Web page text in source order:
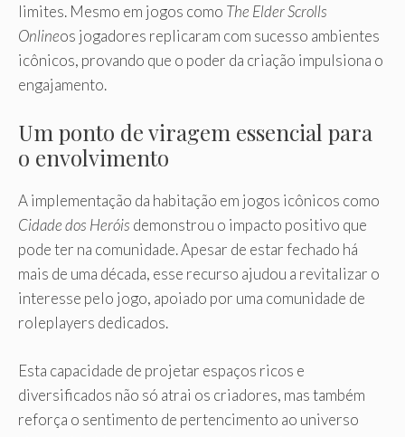
limites. Mesmo em jogos como The Elder Scrolls
Onlineos jogadores replicaram com sucesso ambientes
icônicos, provando que o poder da criação impulsiona o
engajamento.
Um ponto de viragem essencial para
o envolvimento
A implementação da habitação em jogos icônicos como
Cidade dos Heróis demonstrou o impacto positivo que
pode ter na comunidade. Apesar de estar fechado há
mais de uma década, esse recurso ajudou a revitalizar o
interesse pelo jogo, apoiado por uma comunidade de
roleplayers dedicados.
Esta capacidade de projetar espaços ricos e
diversificados não só atrai os criadores, mas também
reforça o sentimento de pertencimento ao universo